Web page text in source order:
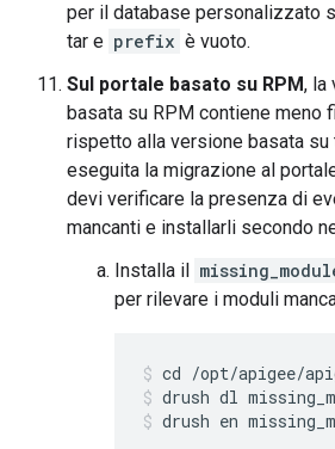
per il database personalizzato
tar e prefix è vuoto.
Sul portale basato su RPM, la
basata su RPM contiene meno
rispetto alla versione basata su
eseguita la migrazione al
devi verificare la presenza di
mancanti e installarli secondo
Installa il
per rilevare i moduli
drush dl
drush en